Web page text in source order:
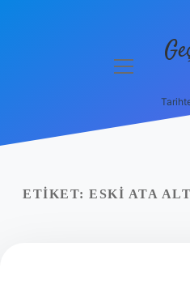
menüyü
ETIKET: ESKI ATA